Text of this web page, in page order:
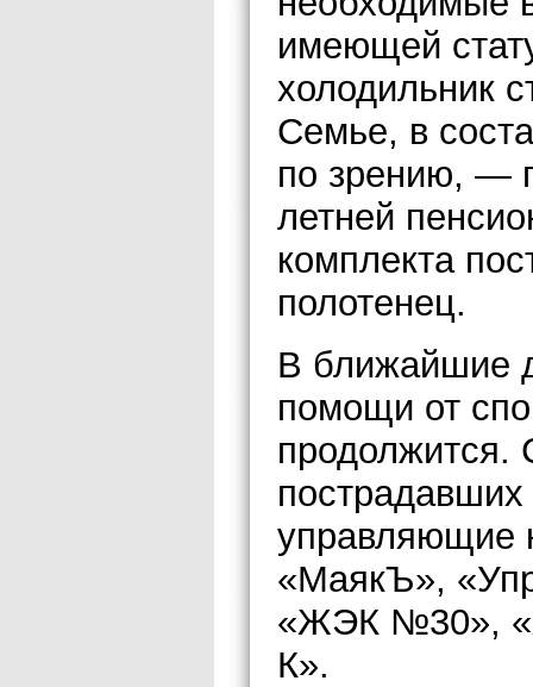
имеющей
холодильник
Семье, в
по зрению, —
летней
комплекта
полотенец.
В ближайшие
помощи от
продолжится.
управляющие
«МаякЪ»,
«ЖЭК №30»,
К».